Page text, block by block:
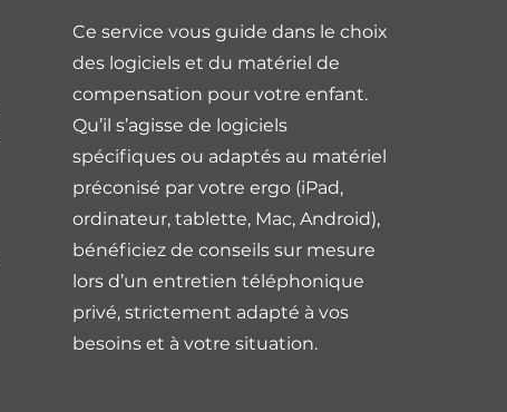
Ce service vous guide dans le choix
des logiciels et du matériel de
compensation pour votre enfant.
Qu’il s’agisse de logiciels
spécifiques ou adaptés au matériel
préconisé par votre ergo (iPad,
ordinateur, tablette, Mac, Android),
bénéficiez de conseils sur mesure
lors d’un entretien téléphonique
privé, strictement adapté à vos
besoins et à votre situation.